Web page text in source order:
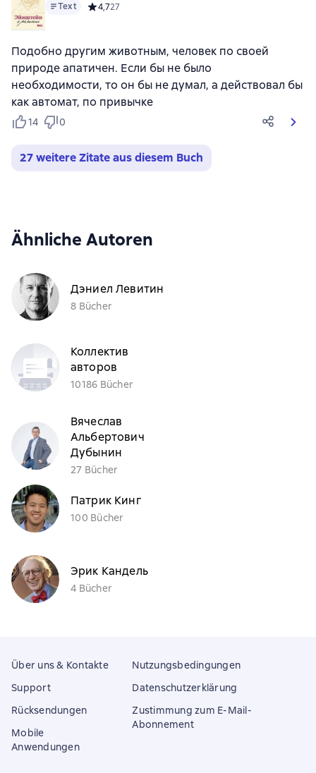
Text Средний рейтинг 4,7 на основе 27 оценок
4,727
Подобно другим животным, человек по своей
природе апатичен. Если бы не было
необходимости, то он бы не думал, а действовал бы
как автомат, по привычке
14 0
27 weitere Zitate aus diesem Buch
Ähnliche Autoren
Дэниел Левитин
8 Bücher
Коллектив
авторов
10186 Bücher
Вячеслав
Альбертович
Дубынин
27 Bücher
Патрик Кинг
100 Bücher
Эрик Кандель
4 Bücher
Über uns & Kontakte
Support
Rücksendungen
Mobile
Anwendungen
Nutzungsbedingungen
Datenschutzerklärung
Zustimmung zum E-Mail-
Abonnement